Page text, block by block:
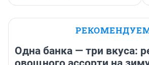
Одна банка — три вкуса: